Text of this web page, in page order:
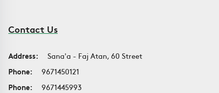
Contact Us
Address:
Sana'a - Faj Atan, 60 Street
Phone:
9671450121
Phone:
9671445993